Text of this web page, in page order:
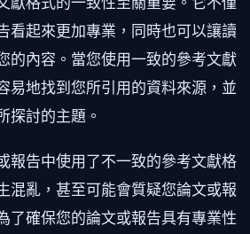
獻格式的一致性至關重要。它不僅
看起來更加專業，同時也可以讓讀
的內容。當您使用一致的參考文獻
易地找到您所引用的資料來源，並
探討的主題。
報告中使用了不一致的參考文獻格
混亂，甚至可能會質疑您論文或報
了確保您的論文或報告具有專業性